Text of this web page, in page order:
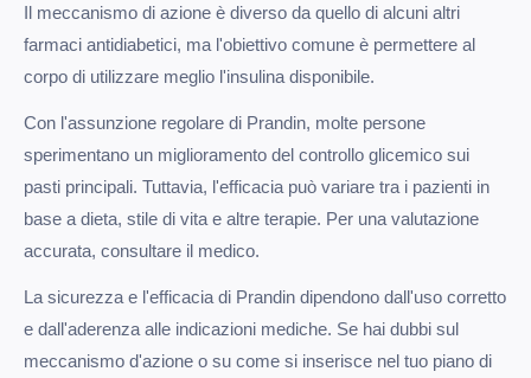
Il meccanismo di azione è diverso da quello di alcuni altri
farmaci antidiabetici, ma l'obiettivo comune è permettere al
corpo di utilizzare meglio l'insulina disponibile.
Con l'assunzione regolare di Prandin, molte persone
sperimentano un miglioramento del controllo glicemico sui
pasti principali. Tuttavia, l'efficacia può variare tra i pazienti in
base a dieta, stile di vita e altre terapie. Per una valutazione
accurata, consultare il medico.
La sicurezza e l'efficacia di Prandin dipendono dall'uso corretto
e dall'aderenza alle indicazioni mediche. Se hai dubbi sul
meccanismo d'azione o su come si inserisce nel tuo piano di